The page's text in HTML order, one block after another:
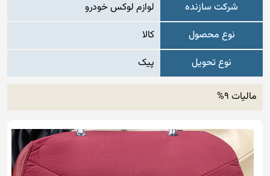
شرکت سازنده
لوازم لوکس خودرو
نوع محصول
کالا
نوع تحویل
پیک
مالیات 9%